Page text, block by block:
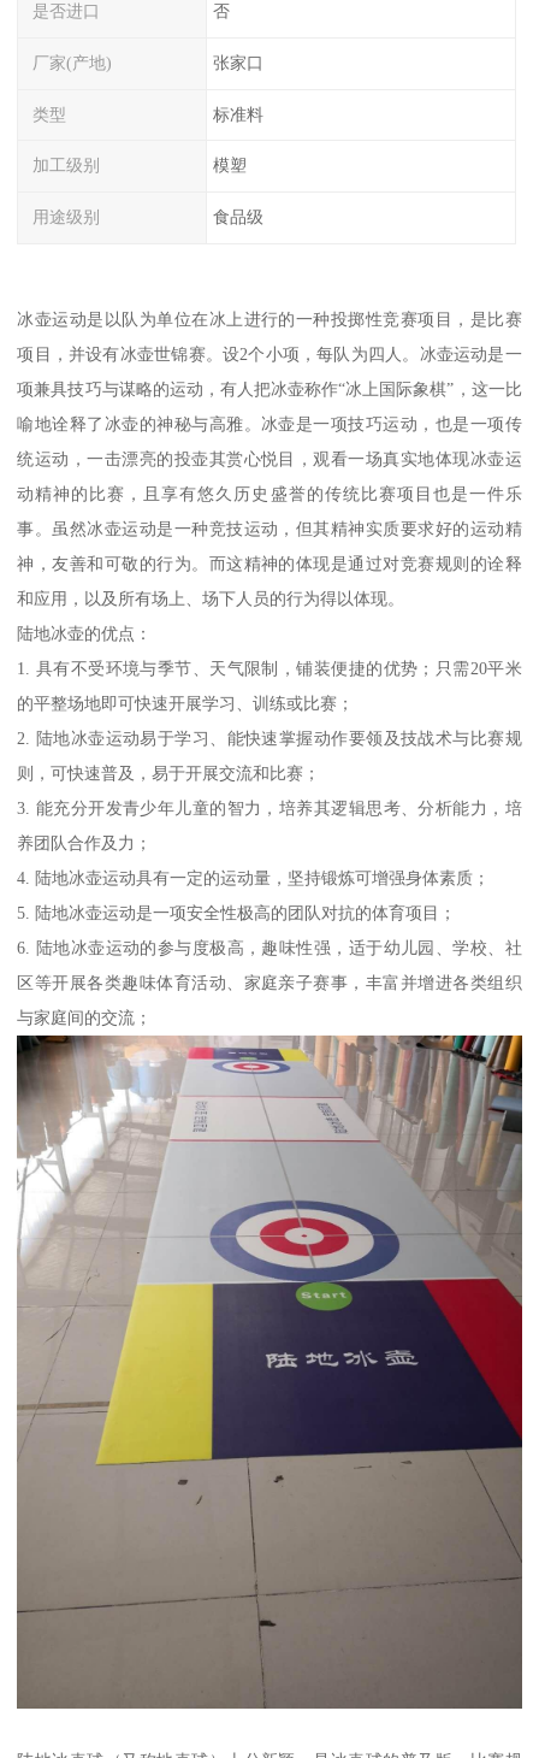
是否进口 否
厂家(产地) 张家口
类型 标准料
加工级别 模塑
用途级别 食品级
冰壶运动是以队为单位在冰上进行的一种投掷性竞赛项目，是比赛
项目，并设有冰壶世锦赛。设2个小项，每队为四人。冰壶运动是一
项兼具技巧与谋略的运动，有人把冰壶称作“冰上国际象棋”，这一比
喻地诠释了冰壶的神秘与高雅。冰壶是一项技巧运动，也是一项传
统运动，一击漂亮的投壶其赏心悦目，观看一场真实地体现冰壶运
动精神的比赛，且享有悠久历史盛誉的传统比赛项目也是一件乐
事。虽然冰壶运动是一种竞技运动，但其精神实质要求好的运动精
神，友善和可敬的行为。而这精神的体现是通过对竞赛规则的诠释
和应用，以及所有场上、场下人员的行为得以体现。
陆地冰壶的优点：
1. 具有不受环境与季节、天气限制，铺装便捷的优势；只需20平米
的平整场地即可快速开展学习、训练或比赛；
2. 陆地冰壶运动易于学习、能快速掌握动作要领及技战术与比赛规
则，可快速普及，易于开展交流和比赛；
3. 能充分开发青少年儿童的智力，培养其逻辑思考、分析能力，培
养团队合作及力；
4. 陆地冰壶运动具有一定的运动量，坚持锻炼可增强身体素质；
5. 陆地冰壶运动是一项安全性极高的团队对抗的体育项目；
6. 陆地冰壶运动的参与度极高，趣味性强，适于幼儿园、学校、社
区等开展各类趣味体育活动、家庭亲子赛事，丰富并增进各类组织
与家庭间的交流；